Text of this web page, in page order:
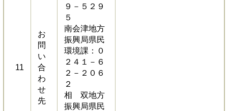
11
お
問
い
合
わ
せ
先
９－５２９
５
南会津地方
振興局県民
環境課：０
２４１－６
２－２０６
２
相 双地方
振興局県民